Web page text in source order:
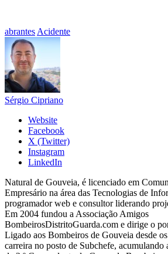
abrantes Acidente
Sérgio Cipriano
Website
Facebook
X (Twitter)
Instagram
LinkedIn
Natural de Gouveia, é licenciado em
Empresário na área das Tecnologias de
programador web e consultor liderando
Em 2004 fundou a Associação Amigos
BombeirosDistritoGuarda.com e dirige o
Ligado aos Bombeiros de Gouveia desde
carreira no posto de Subchefe, acumulando